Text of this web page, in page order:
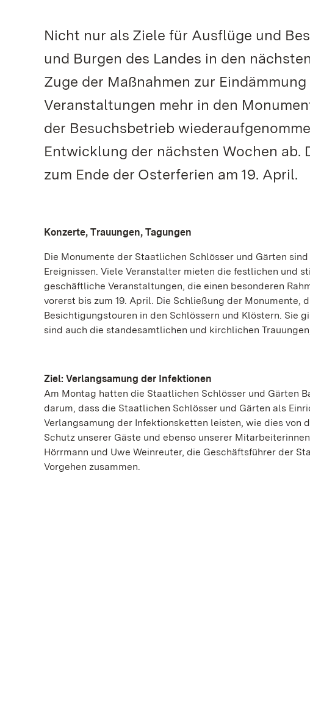
Nicht nur als Ziele für Ausflüge und
und Burgen des Landes in den
Zuge der Maßnahmen zur
Veranstaltungen mehr in den
der Besuchsbetrieb
Entwicklung der nächsten Wochen
zum Ende der Osterferien am 19. April.
Konzerte, Trauungen, Tagungen
Die Monumente der Staatlichen Schlösser und Gärten
Ereignissen. Viele Veranstalter mieten die festlichen und
geschäftliche Veranstaltungen, die einen besonderen
vorerst bis zum 19. April. Die Schließung der
Besichtigungstouren in den Schlössern und Klöstern. Sie
sind auch die standesamtlichen und kirchlichen
Ziel: Verlangsamung der Infektionen
Am Montag hatten die Staatlichen Schlösser und Gärten
darum, dass die Staatlichen Schlösser und Gärten als
Verlangsamung der Infektionsketten leisten, wie dies von
Schutz unserer Gäste und ebenso unserer
Hörrmann und Uwe Weinreuter, die Geschäftsführer der
Vorgehen zusammen.